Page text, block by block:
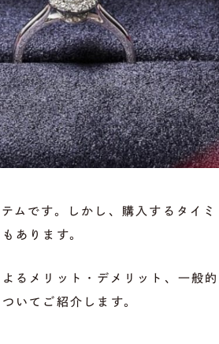
ムです。しかし、購入するタイ
あります。
るメリット・デメリット、一般
いてご紹介します。